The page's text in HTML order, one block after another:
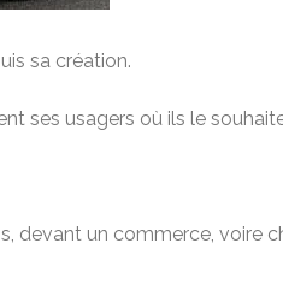
sa création.
ses usagers où ils le
devant un commerce, voire